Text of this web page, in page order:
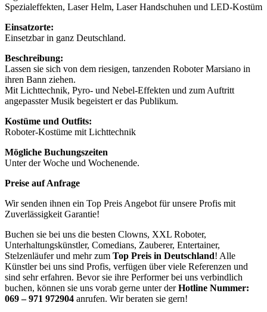
Spezialeffekten, Laser Helm, Laser Handschuhen und LED-Kostüm
Einsatzorte:
Einsetzbar in ganz Deutschland.
Beschreibung:
Lassen sie sich von dem riesigen, tanzenden Roboter Marsiano in
ihren Bann ziehen.
Mit Lichttechnik, Pyro- und Nebel-Effekten und zum Auftritt
angepasster Musik begeistert er das Publikum.
Kostüme und Outfits:
Roboter-Kostüme mit Lichttechnik
Mögliche Buchungszeiten
Unter der Woche und Wochenende.
Preise auf Anfrage
Wir senden ihnen ein Top Preis Angebot für unsere Profis mit
Zuverlässigkeit Garantie!
Buchen sie bei uns die besten Clowns, XXL Roboter,
Unterhaltungskünstler, Comedians, Zauberer, Entertainer,
Stelzenläufer und mehr zum Top Preis in Deutschland! Alle
Künstler bei uns sind Profis, verfügen über viele Referenzen und
sind sehr erfahren. Bevor sie ihre Performer bei uns verbindlich
buchen, können sie uns vorab gerne unter derHotline Nummer:
069 – 971 972904 anrufen. Wir beraten sie gern!